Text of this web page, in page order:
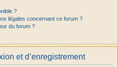
?
légales concernant ce forum ?
du forum ?
et d’enregistrement